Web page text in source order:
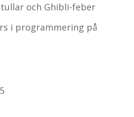
och Ghibli-feber
i programmering på